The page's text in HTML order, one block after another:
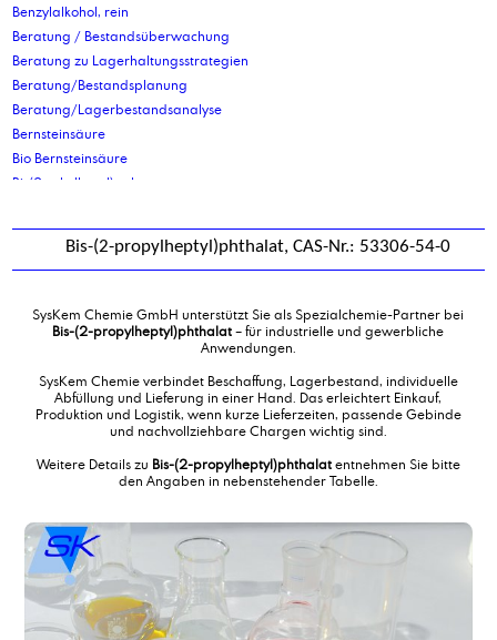
Benzylalkohol, rein
Beratung / Bestandsüberwachung
Beratung zu Lagerhaltungsstrategien
Beratung/Bestandsplanung
Beratung/Lagerbestandsanalyse
Bernsteinsäure
Bio Bernsteinsäure
Bis(2-ethylhexyl) sebacat
Bisphenol A
Butyldiglykol
Butyloleat
Butylstearat
Bis-(2-propylheptyl)phthalat, CAS-Nr.: 53306-54-0
SysKem Chemie GmbH unterstützt Sie als Spezialchemie-Partner bei
Bis-(2-propylheptyl)phthalat– für industrielle und gewerbliche
Anwendungen.
SysKem Chemie verbindet Beschaffung, Lagerbestand, individuelle
Abfüllung und Lieferung in einer Hand. Das erleichtert Einkauf,
Produktion und Logistik, wenn kurze Lieferzeiten, passende Gebinde
und nachvollziehbare Chargen wichtig sind.
Weitere Details zu Bis-(2-propylheptyl)phthalatentnehmen Sie bitte
den Angaben in nebenstehender Tabelle.